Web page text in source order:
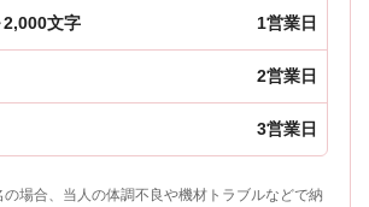
2,000文字 1営業日
2営業日
3営業日
場合、当人の体調不良や機材トラブルなどで納